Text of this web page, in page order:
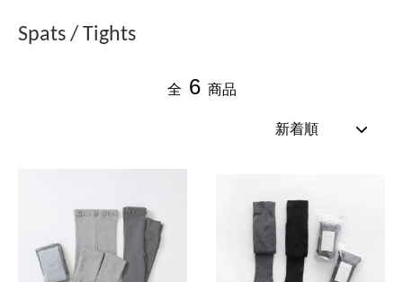
Spats / Tights
全 6 商品